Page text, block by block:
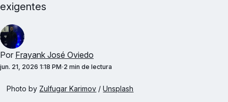
exigentes
Por Frayank José Oviedo
jun. 21, 2026 1:18 PM 2 min de lectura
Photo by Zulfugar Karimov / Unsplash